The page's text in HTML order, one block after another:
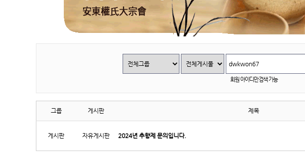
회원 아이디만 검색 가능
그룹 게시판 제목
게시판 자유게시판 2024년 추향제 문의입니다.